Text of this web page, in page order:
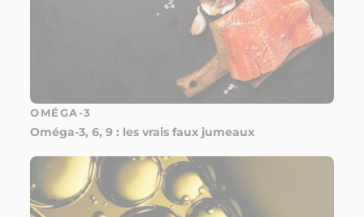
OMÉGA-3
Oméga-3, 6, 9 : les vrais faux jumeaux